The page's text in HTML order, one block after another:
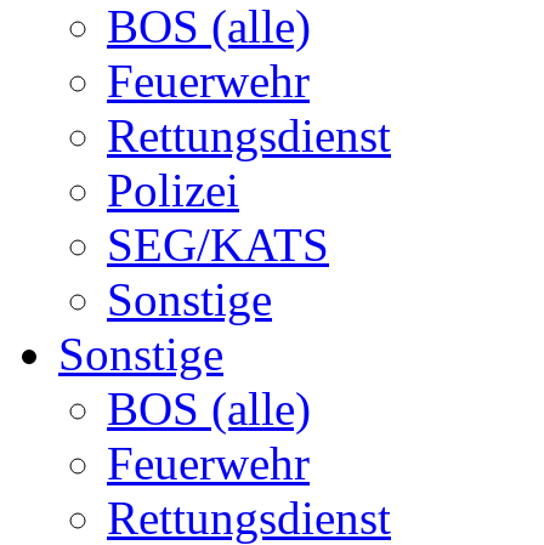
BOS (alle)
Feuerwehr
Rettungsdienst
Polizei
SEG/KATS
Sonstige
Sonstige
BOS (alle)
Feuerwehr
Rettungsdienst